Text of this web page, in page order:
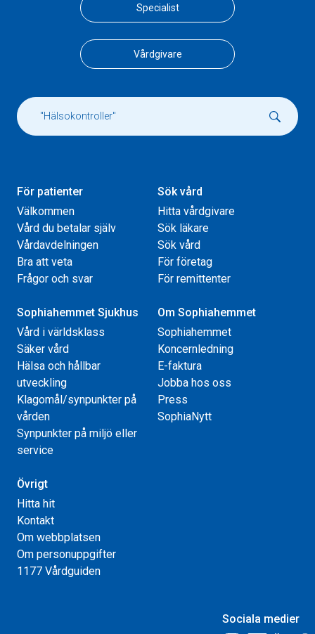
Specialist
Vårdgivare
För patienter
Välkommen
Vård du betalar själv
Vårdavdelningen
Bra att veta
Frågor och svar
Sök vård
Hitta vårdgivare
Sök läkare
Sök vård
För företag
För remittenter
Sophiahemmet Sjukhus
Vård i världsklass
Säker vård
Hälsa och hållbar
utveckling
Klagomål/synpunkter på
vården
Synpunkter på miljö eller
service
Om Sophiahemmet
Sophiahemmet
Koncernledning
E-faktura
Jobba hos oss
Press
SophiaNytt
Övrigt
Hitta hit
Kontakt
Om webbplatsen
Om personuppgifter
1177 Vårdguiden
Sociala medier